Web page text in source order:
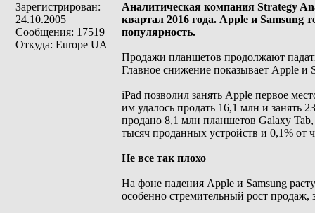
Зарегистрирован:
24.10.2005
Сообщения: 17519
Откуда: Europe UA
Аналитическая компания Strategy
квартал 2016 года. Apple и
популярность.
Продажи планшетов продолжают
Главное снижение показывает Apple и
iPad позволил занять Apple первое
им удалось продать 16,1 млн и занять
продано 8,1 млн планшетов Galaxy
тысяч проданных устройств и 0,1% от
Не все так плохо
На фоне падения Apple и Samsung
особенно стремительный рост